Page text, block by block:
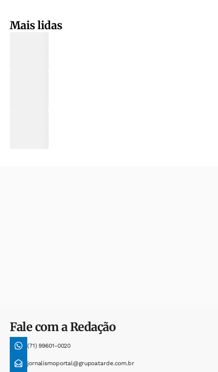
Mais lidas
Fale com a Redação
(71) 99601-0020
jornalismoportal@grupoatarde.com.br